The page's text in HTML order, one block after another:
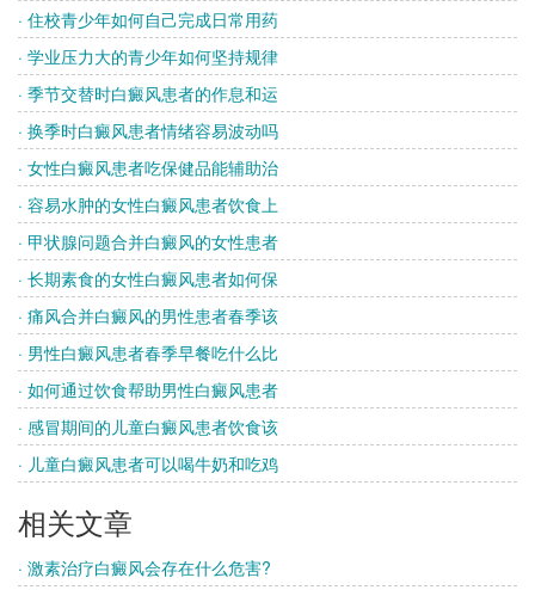
· 住校青少年如何自己完成日常用药
· 学业压力大的青少年如何坚持规律
· 季节交替时白癜风患者的作息和运
· 换季时白癜风患者情绪容易波动吗
· 女性白癜风患者吃保健品能辅助治
· 容易水肿的女性白癜风患者饮食上
· 甲状腺问题合并白癜风的女性患者
· 长期素食的女性白癜风患者如何保
· 痛风合并白癜风的男性患者春季该
· 男性白癜风患者春季早餐吃什么比
· 如何通过饮食帮助男性白癜风患者
· 感冒期间的儿童白癜风患者饮食该
· 儿童白癜风患者可以喝牛奶和吃鸡
相关文章
· 激素治疗白癜风会存在什么危害?